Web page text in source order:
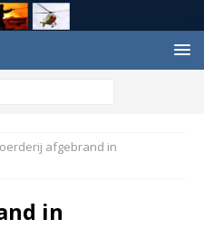
afgebrand in
in